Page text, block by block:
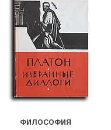
ФИЛОСОФИЯ